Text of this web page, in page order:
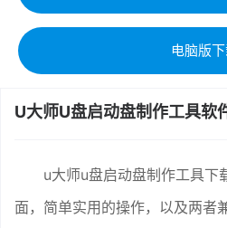
电脑版
U大师U盘启动盘制作工具软
u大师u盘启动盘制作工具下
面，简单实用的操作，以及两者